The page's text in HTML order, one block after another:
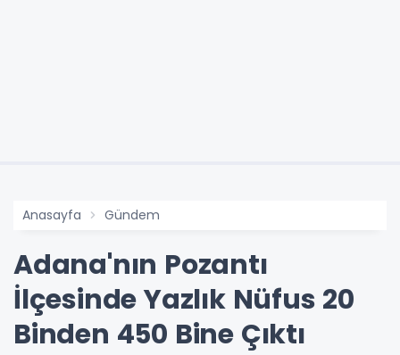
Anasayfa Gündem
Adana'nın Pozantı
İlçesinde Yazlık Nüfus 20
Binden 450 Bine Çıktı